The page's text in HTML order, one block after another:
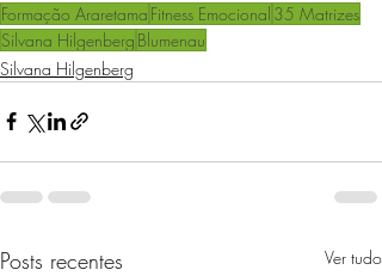
Formação Araretama Fitness Emocional 35 Matrizes
Silvana Hilgenberg Blumenau
Silvana Hilgenberg
Posts recentes Ver tudo